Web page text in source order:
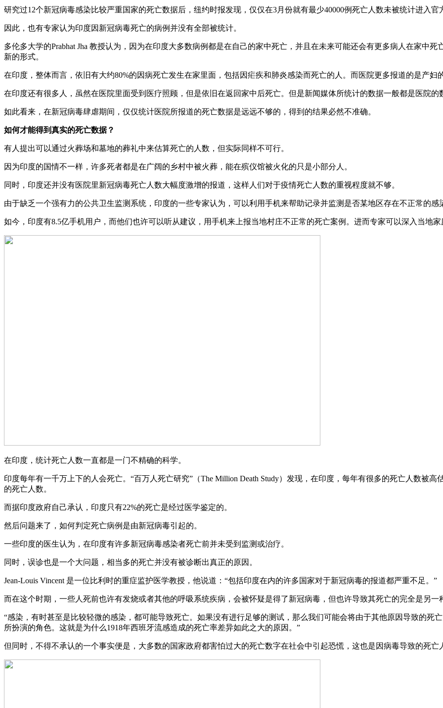
研究过12个新冠病毒感染比较严重国家的死亡数据后，纽约时报发现，仅仅在3月份就有最少40000例死亡人数未被统计进入官
因此，也有专家认为印度因新冠病毒死亡的病例并没有全部被统计。
多伦多大学的Prabhat Jha 教授认为，因为在印度大多数病例都是在自己的家中死亡，并且在未来可能还会有更多病人在家中
新的形式。
在印度，整体而言，依旧有大约80%的因病死亡发生在家里面，包括因疟疾和肺炎感染而死亡的人。而医院更多报道的是产妇
在印度还有很多人，虽然在医院里面受到医疗照顾，但是依旧在返回家中后死亡。但是新闻媒体所统计的数据一般都是医院的
如此看来，在新冠病毒肆虐期间，仅仅统计医院所报道的死亡数据是远远不够的，得到的结果必然不准确。
如何才能得到真实的死亡数据？
有人提出可以通过火葬场和墓地的葬礼中来估算死亡的人数，但实际同样不可行。
因为印度的国情不一样，许多死者都是在广阔的乡村中被火葬，能在殡仪馆被火化的只是小部分人。
同时，印度还并没有医院里新冠病毒死亡人数大幅度激增的报道，这样人们对于疫情死亡人数的重视程度就不够。
由于缺乏一个强有力的公共卫生监测系统，印度的一些专家认为，可以利用手机来帮助记录并监测是否某地区存在不正常的感
如今，印度有8.5亿手机用户，而他们也许可以听从建议，用手机来上报当地村庄不正常的死亡案例。进而专家可以深入当地
在印度，统计死亡人数一直都是一门不精确的科学。
印度每年有一千万上下的人会死亡。“百万人死亡研究”（The Million Death Study）发现，在印度，每年有很多的死亡人数被
的死亡人数。
而据印度政府自己承认，印度只有22%的死亡是经过医学鉴定的。
然后问题来了，如何判定死亡病例是由新冠病毒引起的。
一些印度的医生认为，在印度有许多新冠病毒感染者死亡前并未受到监测或治疗。
同时，误诊也是一个大问题，相当多的死亡并没有被诊断出真正的原因。
Jean-Louis Vincent 是一位比利时的重症监护医学教授，他说道：“包括印度在内的许多国家对于新冠病毒的报道都严重不足。”
而在这个时期，一些人死前也许有发烧或者其他的呼吸系统疾病，会被怀疑是得了新冠病毒，但也许导致其死亡的完全是另一
“感染，有时甚至是比较轻微的感染，都可能导致死亡。如果没有进行足够的测试，那么我们可能会将由于其他原因导致的死
所扮演的角色。这就是为什么1918年西班牙流感造成的死亡率差异如此之大的原因。”
但同时，不得不承认的一个事实便是，大多数的国家政府都害怕过大的死亡数字在社会中引起恐慌，这也是因病毒导致的死亡